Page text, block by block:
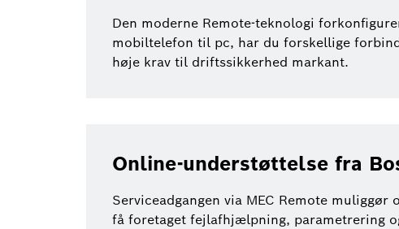
Den moderne Remote-teknologi
mobiltelefon til pc, har du forskellige
høje krav til driftssikkerhed markant.
Online-understøttelse fra
Serviceadgangen via MEC Remote
få foretaget fejlafhjælpning, parametrering